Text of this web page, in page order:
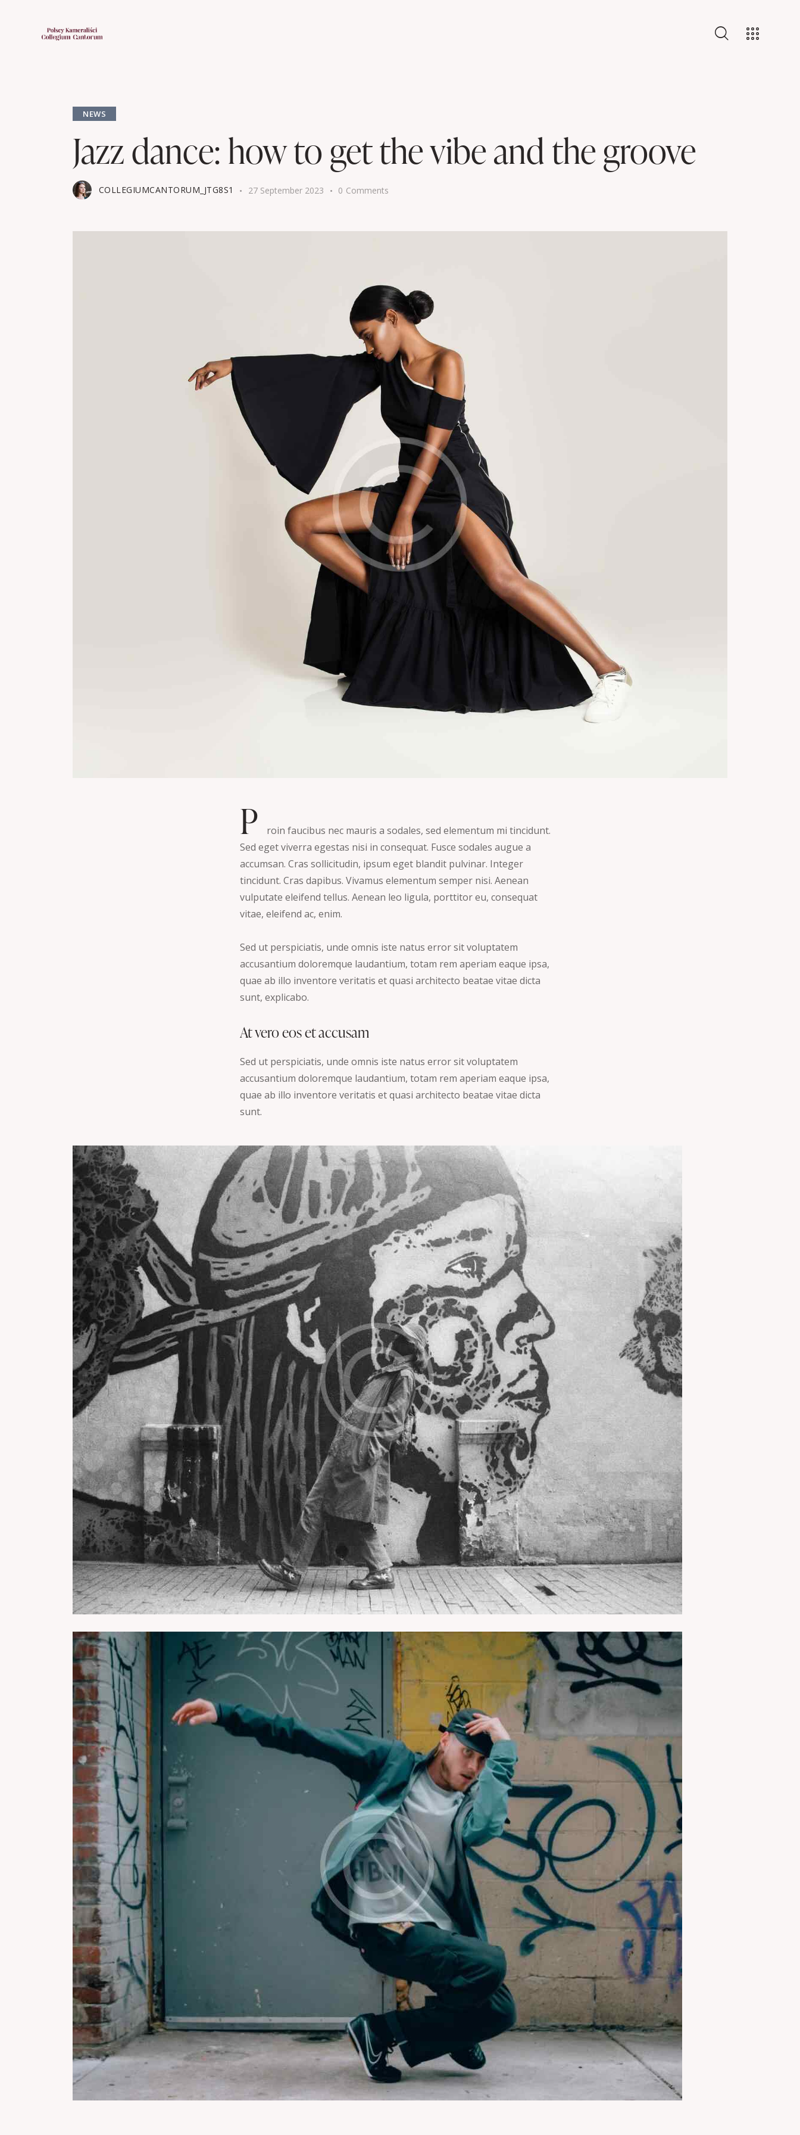
NEWS
Jazz dance: how to get the vibe and the groove
COLLEGIUMCANTORUM_JTG8S1 27 September 2023 0 Comments
P
roin faucibus nec mauris a sodales, sed elementum mi tincidunt.
Sed eget viverra egestas nisi in consequat. Fusce sodales augue a
accumsan. Cras sollicitudin, ipsum eget blandit pulvinar. Integer
tincidunt. Cras dapibus. Vivamus elementum semper nisi. Aenean
vulputate eleifend tellus. Aenean leo ligula, porttitor eu, consequat
vitae, eleifend ac, enim.
Sed ut perspiciatis, unde omnis iste natus error sit voluptatem
accusantium doloremque laudantium, totam rem aperiam eaque ipsa,
quae ab illo inventore veritatis et quasi architecto beatae vitae dicta
sunt, explicabo.
At vero eos et accusam
Sed ut perspiciatis, unde omnis iste natus error sit voluptatem
accusantium doloremque laudantium, totam rem aperiam eaque ipsa,
quae ab illo inventore veritatis et quasi architecto beatae vitae dicta
sunt.